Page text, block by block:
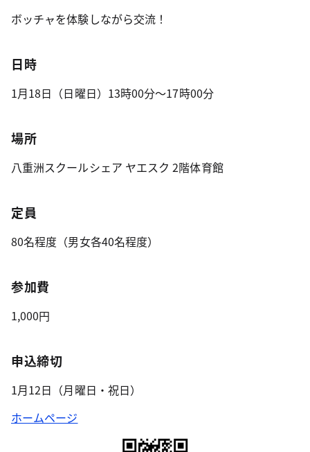
ボッチャを体験しながら交流！
日時
1月18日（日曜日）13時00分～17時00分
場所
八重洲スクールシェア ヤエスク 2階体育館
定員
80名程度（男女各40名程度）
参加費
1,000円
申込締切
1月12日（月曜日・祝日）
ホームページ